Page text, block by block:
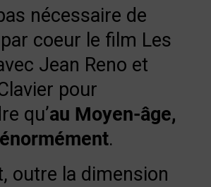
nécessaire de
coeur le film Les
Jean Reno et
pour
qu’au Moyen-âge,
.
outre la dimension